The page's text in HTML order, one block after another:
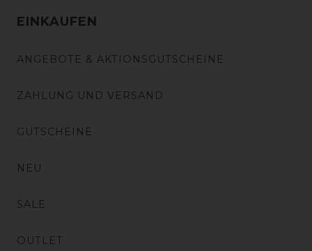
EINKAUFEN
ANGEBOTE & AKTIONSGUTSCHEINE
ZAHLUNG UND VERSAND
GUTSCHEINE
NEU
SALE
OUTLET